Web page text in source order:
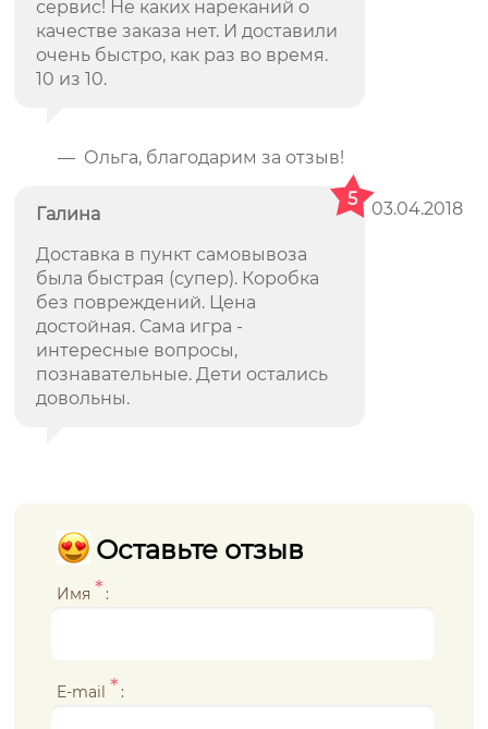
сервис! Не каких нареканий о
качестве заказа нет. И доставили
очень быстро, как раз во время.
10 из 10.
— Ольга, благодарим за отзыв!
Галина 03.04.2018
5
Доставка в пункт самовывоза
была быстрая (супер). Коробка
без повреждений. Цена
достойная. Сама игра -
интересные вопросы,
познавательные. Дети остались
довольны.
Оставьте отзыв
Имя * :
E-mail * :